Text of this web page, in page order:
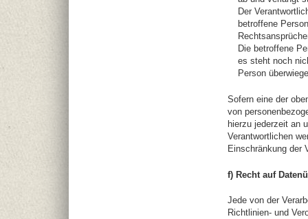
Der
betroffene
Die betroffene
es steht noch
Person
Sofern eine der
von
hierzu jederzeit an
Verantwortlichen
Einschränkung der
f) Recht auf
Jede von der
Richtlinien- und